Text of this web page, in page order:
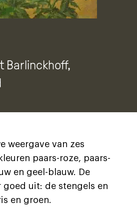
Barlinckhoff,
weergave van zes
paars-roze, paars-
en geel-blauw. De
goed uit: de stengels en
en groen.